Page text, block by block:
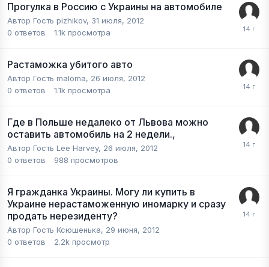
Прогулка в Россию с Украины на автомобиле
Автор Гость pizhikov, 31 июля, 2012
0 ответов 1.1k просмотра
Растаможка убитого авто
Автор Гость maloma, 26 июля, 2012
0 ответов 1.1k просмотра
Где в Польше недалеко от Львова можно
оставить автомобиль на 2 недели.,
Автор Гость Lee Harvey, 26 июля, 2012
0 ответов 988 просмотров
Я гражданка Украины. Могу ли купить в
Украине нерастаможенную иномарку и сразу
продать нерезиденту?
Автор Гость Ксюшенька, 29 июня, 2012
0 ответов 2.2k просмотр